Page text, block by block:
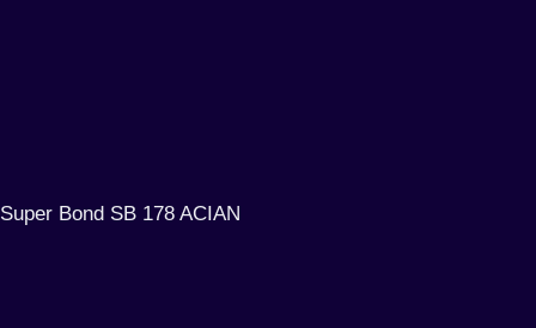
Super Bond SB 178 ACIAN